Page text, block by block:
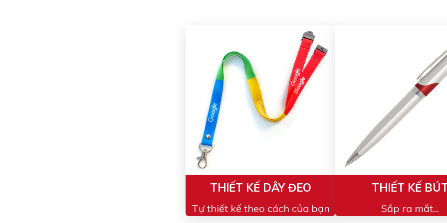
THIẾT KẾ DÂY ĐEO
Tự thiết kế theo cách của bạn
THIẾT KẾ
Sắp ra mắt...